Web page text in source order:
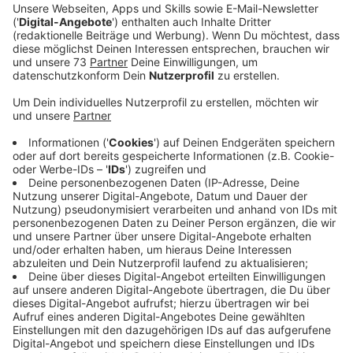
Anzeige
Von Bambinis bis Erwachsene - Jeder ist
willkommen
Anzeige
In diesem Jahr findet der Raesfelder Volkslauf zum
34.Mal statt. Das "Miteinander Sport machen" steht
beim Raesfelder Volkslauf im Vordergrund. Egal ob
Anfänger oder mit Lauferfahrung. Jeder kann
mitmachen. Jeder Teilnehmer wird mit einer Urkunde
geehrt und die besten der Altersklassse bekommen
einen Pokal. Die Teilnahme ist sowohl als Gruppe, als
auch als Einzelstarter möglich. Ihr könnt Euch noch bis